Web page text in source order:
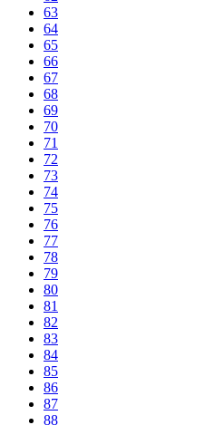
63
64
65
66
67
68
69
70
71
72
73
74
75
76
77
78
79
80
81
82
83
84
85
86
87
88